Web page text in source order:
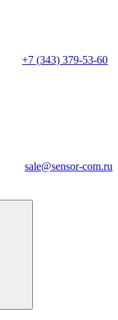
+7 (343) 379-53-60
sale@sensor-com.ru